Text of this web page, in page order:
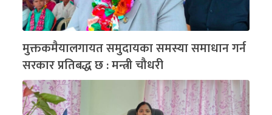
मुक्तकमैयालगायत समुदायका समस्या समाधान गर्न
सरकार प्रतिबद्ध छ : मन्त्री चौधरी